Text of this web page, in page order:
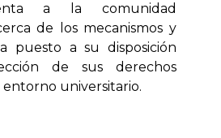
a la comunidad
de los mecanismos y
puesto a su disposición
de sus derechos
entorno universitario.